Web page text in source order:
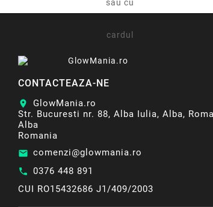
CONTACTEAZA-NE
location_on
GlowMania.ro
Str. Bucuresti nr. 88, Alba Iulia, Alba,
Alba
Romania
email comenzi@glowmania.ro
call 0376 448 891
CUI RO15432686 J1/409/2003